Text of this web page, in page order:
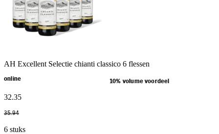
AH Excellent Selectie chianti classico 6 flessen
online 10% volume voordeel
32.35
35.94
6 stuks